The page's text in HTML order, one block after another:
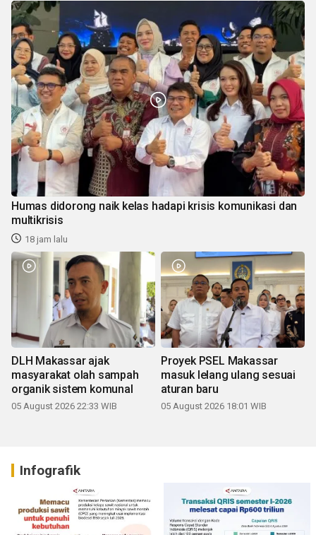
Humas didorong naik kelas hadapi krisis komunikasi dan
multikrisis
18 jam lalu
DLH Makassar ajak
masyarakat olah sampah
organik sistem komunal
05 August 2026 22:33 WIB
Proyek PSEL Makassar
masuk lelang ulang sesuai
aturan baru
05 August 2026 18:01 WIB
Infografik